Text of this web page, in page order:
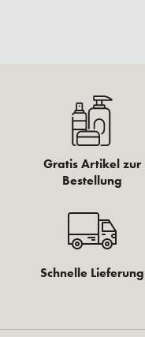
Gratis Artikel zur
Bestellung
Schnelle Lieferung